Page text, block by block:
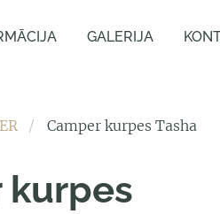
GALERIJA
Camper kurpes Tasha
kurpes